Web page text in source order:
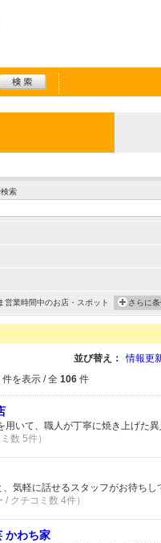
索
営業時間中のお店・スポット さらに
並び替え： 情報更
件を表示 / 全 106 件
用いて、職人が丁寧に焼き上げた
数 5件）
気軽に話せるスタッフがお待ちし
/ クチコミ数 4件）
かわち家